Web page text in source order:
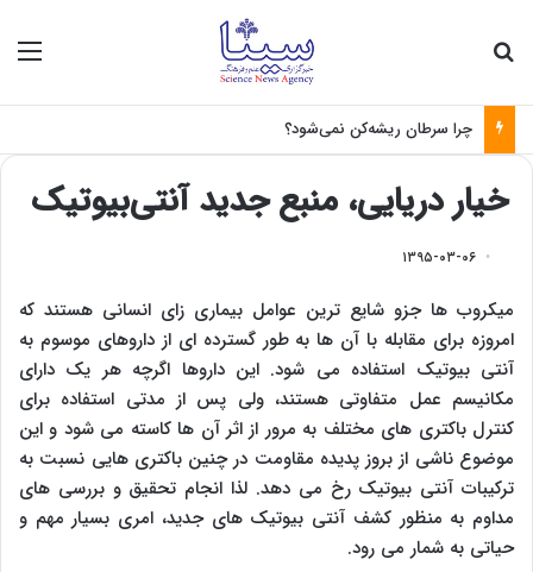
چرا سرطان ریشه‌کن نمی‌شود؟
خیار دریایی، منبع جدید آنتی‌بیوتیک
۱۳۹۵-۰۳-۰۶
میکروب ها جزو شایع ترین عوامل بیماری زای انسانی هستند که
امروزه برای مقابله با آن ها به طور گسترده ای از داروهای موسوم به
آنتی بیوتیک استفاده می شود. این داروها اگرچه هر یک دارای
مکانیسم عمل متفاوتی هستند، ولی پس از مدتی استفاده برای
کنترل باکتری های مختلف به مرور از اثر آن ها کاسته می شود و این
موضوع ناشی از بروز پدیده مقاومت در چنین باکتری هایی نسبت به
ترکیبات آنتی بیوتیک رخ می دهد. لذا انجام تحقیق و بررسی های
مداوم به منظور کشف آنتی بیوتیک های جدید، امری بسیار مهم و
حیاتی به شمار می رود.